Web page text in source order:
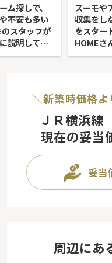
ム探しで、
不安も多い
スタッフが
説明してく
して購入ま
スーモや
収集をし
をスター
HOMEさ
までお世
＼新築時価格
ＪＲ横浜線
現在の妥当
妥当
周辺にあ